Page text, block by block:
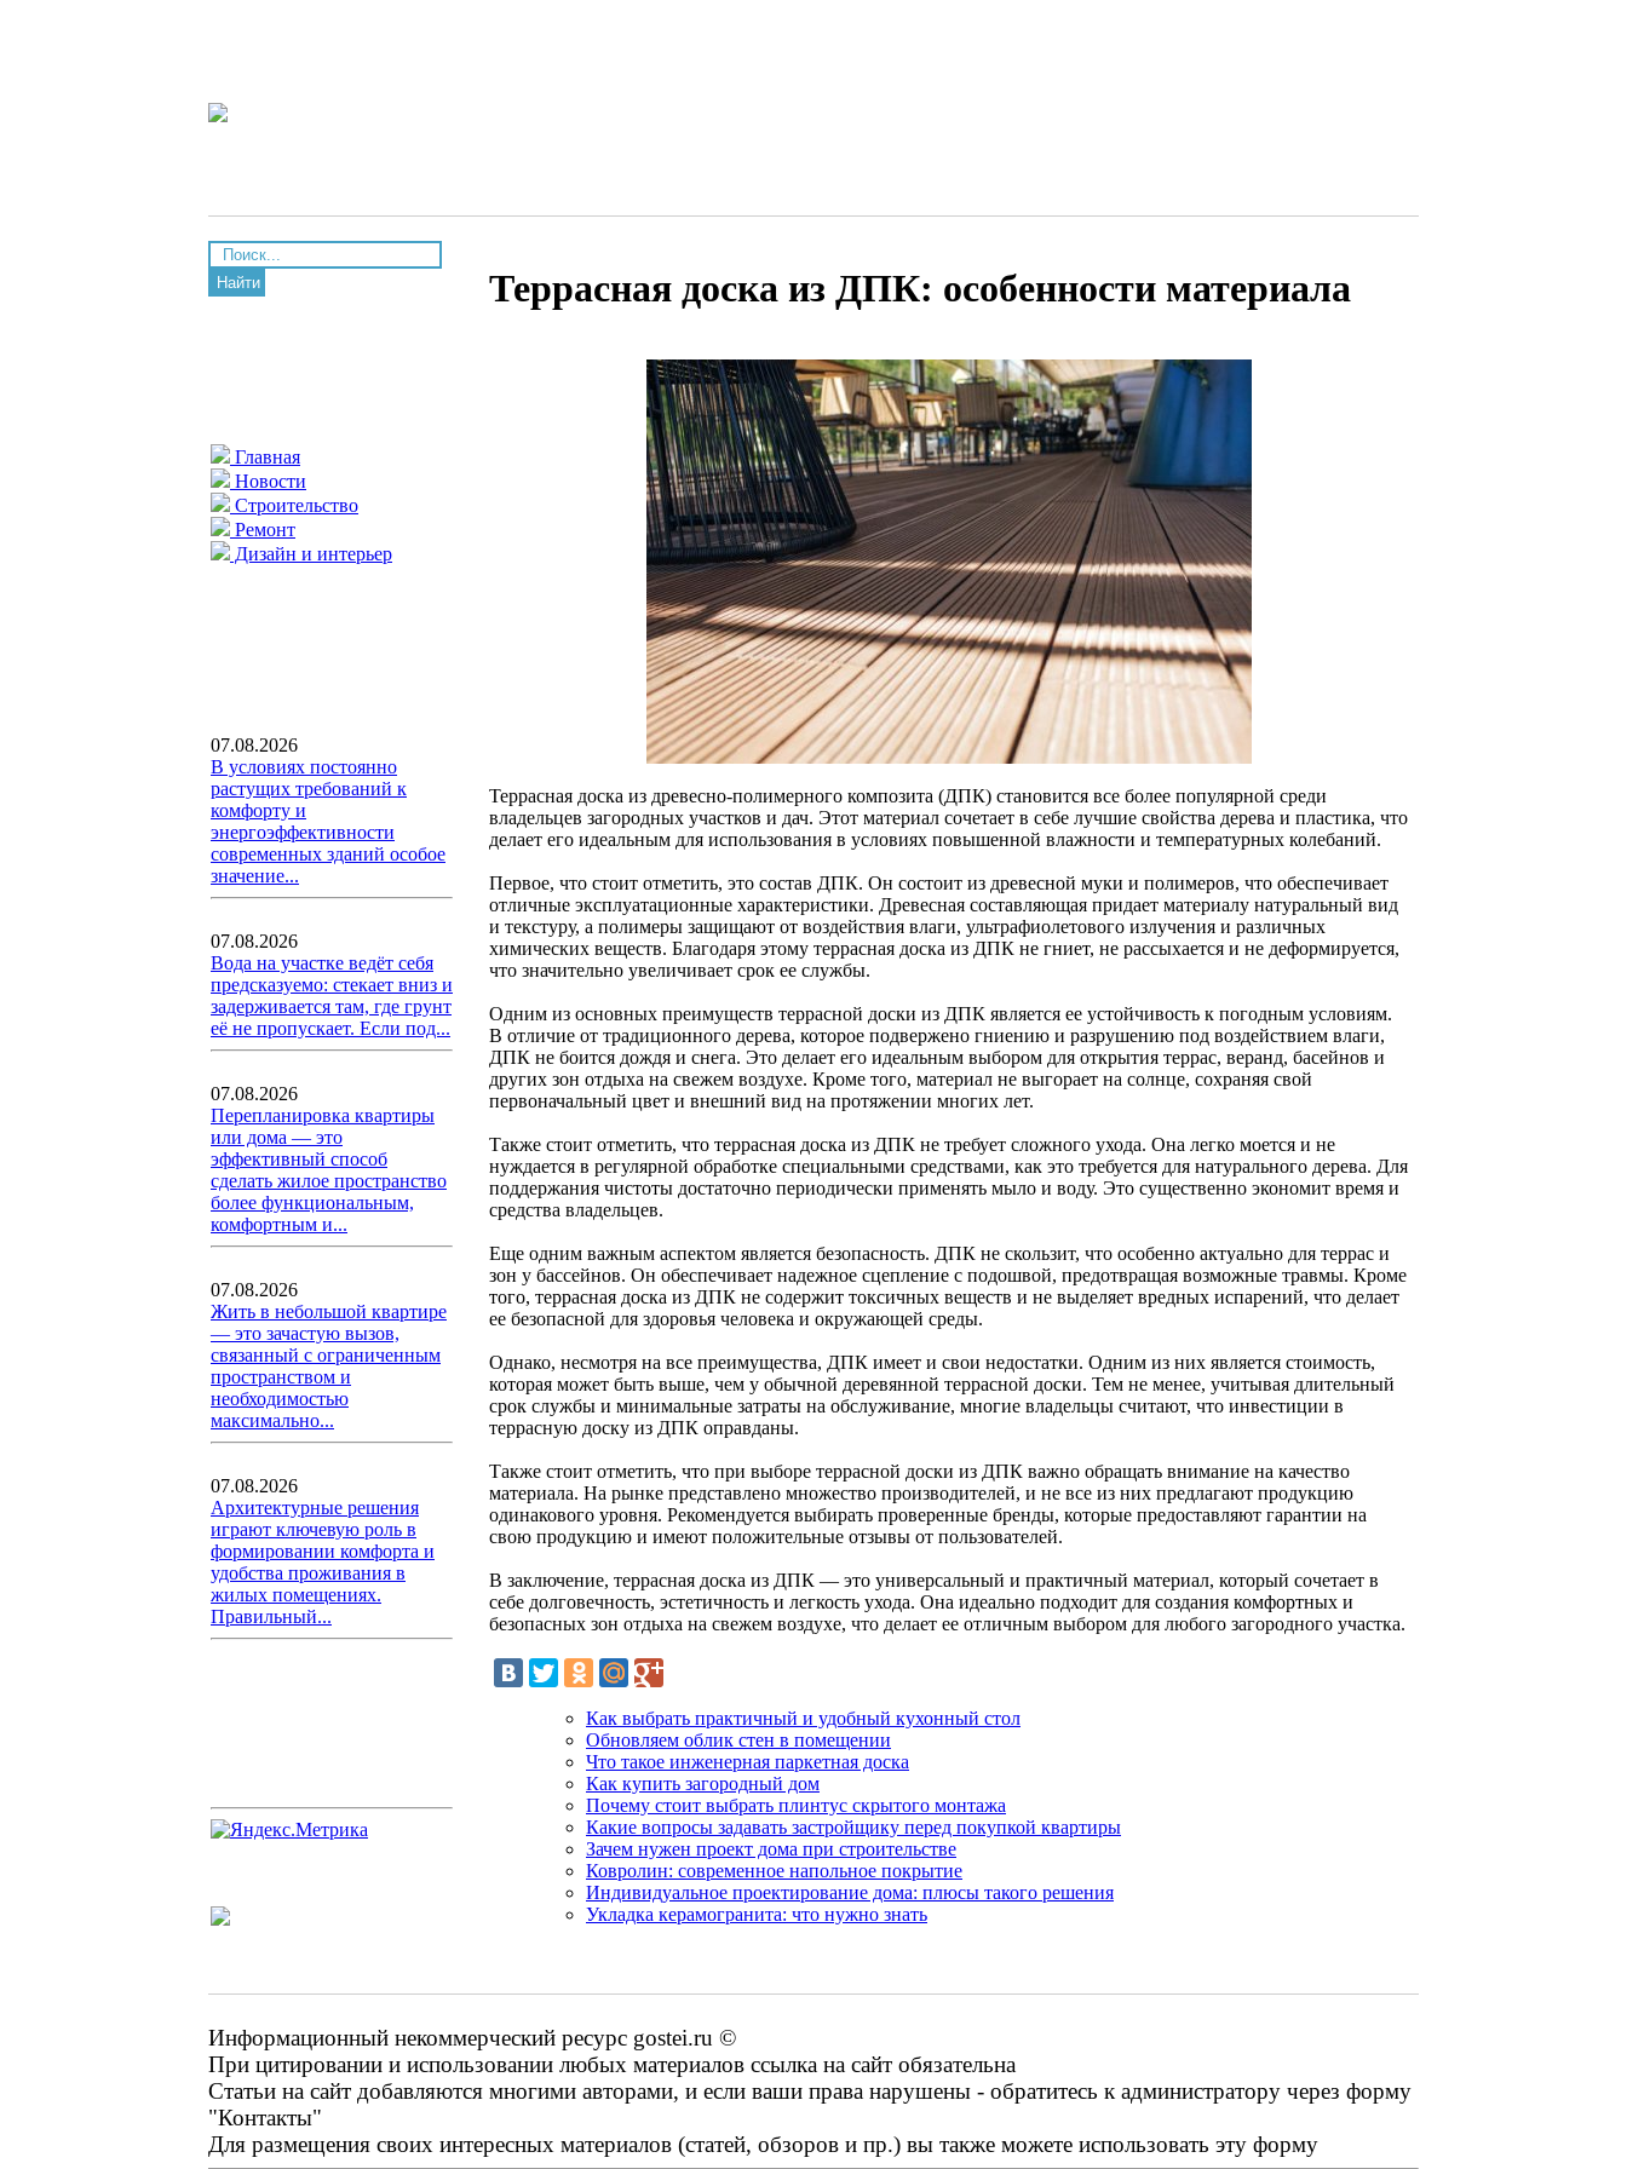
Найти
Главная
Новости
Строительство
Ремонт
Дизайн и интерьер
07.08.2026
В условиях постоянно
растущих требований к
комфорту и
энергоэффективности
современных зданий особое
значение...
07.08.2026
Вода на участке ведёт себя
предсказуемо: стекает вниз и
задерживается там, где грунт
её не пропускает. Если под...
07.08.2026
Перепланировка квартиры
или дома — это
эффективный способ
сделать жилое пространство
более функциональным,
комфортным и...
07.08.2026
Жить в небольшой квартире
— это зачастую вызов,
связанный с ограниченным
пространством и
необходимостью
максимально...
07.08.2026
Архитектурные решения
играют ключевую роль в
формировании комфорта и
удобства проживания в
жилых помещениях.
Правильный...
Террасная доска из ДПК: особенности материала
Террасная доска из древесно-полимерного композита (ДПК) становится все более популярной среди
владельцев загородных участков и дач. Этот материал сочетает в себе лучшие свойства дерева и пластика, что
делает его идеальным для использования в условиях повышенной влажности и температурных колебаний.
Первое, что стоит отметить, это состав ДПК. Он состоит из древесной муки и полимеров, что обеспечивает
отличные эксплуатационные характеристики. Древесная составляющая придает материалу натуральный вид
и текстуру, а полимеры защищают от воздействия влаги, ультрафиолетового излучения и различных
химических веществ. Благодаря этому террасная доска из ДПК не гниет, не рассыхается и не деформируется,
что значительно увеличивает срок ее службы.
Одним из основных преимуществ террасной доски из ДПК является ее устойчивость к погодным условиям.
В отличие от традиционного дерева, которое подвержено гниению и разрушению под воздействием влаги,
ДПК не боится дождя и снега. Это делает его идеальным выбором для открытия террас, веранд, басейнов и
других зон отдыха на свежем воздухе. Кроме того, материал не выгорает на солнце, сохраняя свой
первоначальный цвет и внешний вид на протяжении многих лет.
Также стоит отметить, что террасная доска из ДПК не требует сложного ухода. Она легко моется и не
нуждается в регулярной обработке специальными средствами, как это требуется для натурального дерева. Для
поддержания чистоты достаточно периодически применять мыло и воду. Это существенно экономит время и
средства владельцев.
Еще одним важным аспектом является безопасность. ДПК не скользит, что особенно актуально для террас и
зон у бассейнов. Он обеспечивает надежное сцепление с подошвой, предотвращая возможные травмы. Кроме
того, террасная доска из ДПК не содержит токсичных веществ и не выделяет вредных испарений, что делает
ее безопасной для здоровья человека и окружающей среды.
Однако, несмотря на все преимущества, ДПК имеет и свои недостатки. Одним из них является стоимость,
которая может быть выше, чем у обычной деревянной террасной доски. Тем не менее, учитывая длительный
срок службы и минимальные затраты на обслуживание, многие владельцы считают, что инвестиции в
террасную доску из ДПК оправданы.
Также стоит отметить, что при выборе террасной доски из ДПК важно обращать внимание на качество
материала. На рынке представлено множество производителей, и не все из них предлагают продукцию
одинакового уровня. Рекомендуется выбирать проверенные бренды, которые предоставляют гарантии на
свою продукцию и имеют положительные отзывы от пользователей.
В заключение, террасная доска из ДПК — это универсальный и практичный материал, который сочетает в
себе долговечность, эстетичность и легкость ухода. Она идеально подходит для создания комфортных и
безопасных зон отдыха на свежем воздухе, что делает ее отличным выбором для любого загородного участка.
Как выбрать практичный и удобный кухонный стол
Обновляем облик стен в помещении
Что такое инженерная паркетная доска
Как купить загородный дом
Почему стоит выбрать плинтус скрытого монтажа
Какие вопросы задавать застройщику перед покупкой квартиры
Зачем нужен проект дома при строительстве
Ковролин: современное напольное покрытие
Индивидуальное проектирование дома: плюсы такого решения
Укладка керамогранита: что нужно знать
Информационный некоммерческий ресурс gostei.ru ©
При цитировании и использовании любых материалов ссылка на сайт обязательна
Статьи на сайт добавляются многими авторами, и если ваши права нарушены - обратитесь к администратору через форму
"Контакты"
Для размещения своих интересных материалов (статей, обзоров и пр.) вы также можете использовать эту форму